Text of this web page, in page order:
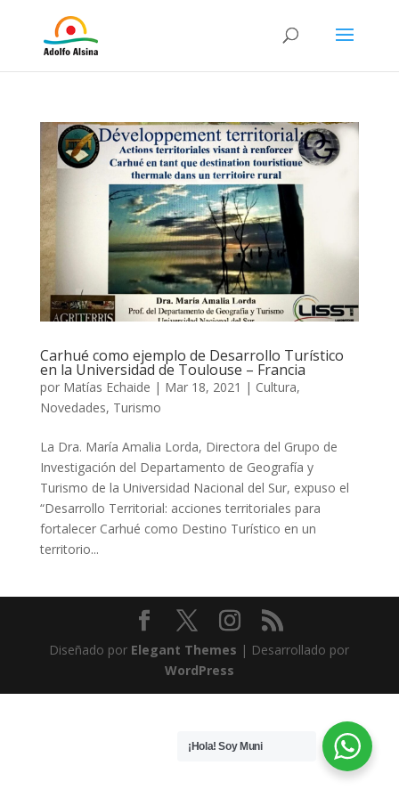
Carhué como ejemplo de Desarrollo Turístico
en la Universidad de Toulouse – Francia
por Matías Echaide | Mar 18, 2021 | Cultura,
Novedades, Turismo
La Dra. María Amalia Lorda, Directora del Grupo de
Investigación del Departamento de Geografía y
Turismo de la Universidad Nacional del Sur, expuso el
“Desarrollo Territorial: acciones territoriales para
fortalecer Carhué como Destino Turístico en un
territorio...
Diseñado por Elegant Themes | Desarrollado por
WordPress
¡Hola! Soy Muni